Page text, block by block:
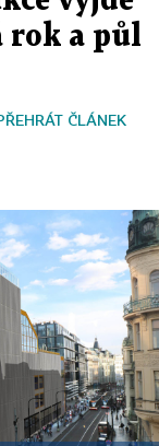
rok a půl
ČLÁNEK